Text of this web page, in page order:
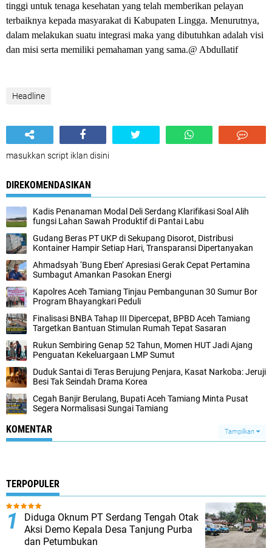
tinggi untuk tenaga kesehatan yang telah memberikan pelayan
terbaiknya kepada masyarakat di Kabupaten Lingga. Menurutnya,
dalam melakukan suatu integrasi maka yang dibutuhkan adalah visi
dan misi serta memiliki pemahaman yang sama.@ Abdullatif
Headline
masukkan script iklan disini
DIREKOMENDASIKAN
Kadis Penanaman Modal Deli Serdang Klarifikasi Soal Alih
fungsi Lahan Sawah Produktif di Pantai Labu
Gudang Beras PT UKP di Sekupang Disorot, Distribusi
Kontainer Hampir Setiap Hari, Transparansi Dipertanyakan
Ahmadsyah ‘Bung Eben’ Apresiasi Gerak Cepat Pertamina
Sumbagut Amankan Pasokan Energi
Kapolres Aceh Tamiang Tinjau Pembangunan 30 Sumur Bor
Program Bhayangkari Peduli
Finalisasi BNBA Tahap III Dipercepat, BPBD Aceh Tamiang
Targetkan Bantuan Stimulan Rumah Tepat Sasaran
Rukun Sembiring Genap 52 Tahun, Momen HUT Jadi Ajang
Penguatan Kekeluargaan LMP Sumut
Duduk Santai di Teras Berujung Penjara, Kasat Narkoba: Jeruji
Besi Tak Seindah Drama Korea
Cegah Banjir Berulang, Bupati Aceh Tamiang Minta Pusat
Segera Normalisasi Sungai Tamiang
KOMENTAR Tampilkan
TERPOPULER
Diduga Oknum PT Serdang Tengah Otak
Aksi Demo Kepala Desa Tanjung Purba
dan Petumbukan